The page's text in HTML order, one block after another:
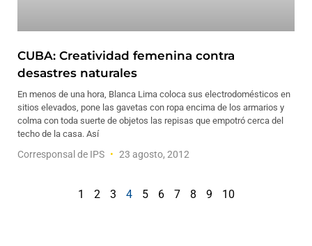
CUBA: Creatividad femenina contra
desastres naturales
En menos de una hora, Blanca Lima coloca sus electrodomésticos en
sitios elevados, pone las gavetas con ropa encima de los armarios y
colma con toda suerte de objetos las repisas que empotró cerca del
techo de la casa. Así
Corresponsal de IPS 23 agosto, 2012
1 2 3 4 5 6 7 8 9 10